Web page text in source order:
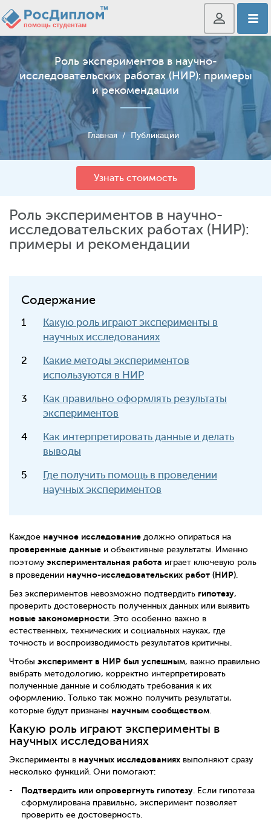
Роль экспериментов в научно-
исследовательских работах (НИР): примеры
и рекомендации
Главная / Публикации
Узнать стоимость
Роль экспериментов в научно-
исследовательских работах (НИР):
примеры и рекомендации
Содержание
Какую роль играют эксперименты в
научных исследованиях
Какие методы экспериментов
используются в НИР
Как правильно оформлять результаты
экспериментов
Как интерпретировать данные и делать
выводы
Где получить помощь в проведении
научных экспериментов
Каждое научное исследование должно опираться на
проверенные данные и объективные результаты. Именно
поэтому экспериментальная работа играет ключевую роль
в проведении научно-исследовательских работ (НИР).
Без экспериментов невозможно подтвердить гипотезу,
проверить достоверность полученных данных или выявить
новые закономерности. Это особенно важно в
естественных, технических и социальных науках, где
точность и воспроизводимость результатов критичны.
Чтобы эксперимент в НИР был успешным, важно правильно
выбрать методологию, корректно интерпретировать
полученные данные и соблюдать требования к их
оформлению. Только так можно получить результаты,
которые будут признаны научным сообществом.
Какую роль играют эксперименты в
научных исследованиях
Эксперименты в научных исследованиях выполняют сразу
несколько функций. Они помогают:
Подтвердить или опровергнуть гипотезу . Если гипотеза
сформулирована правильно, эксперимент позволяет
проверить ее достоверность.